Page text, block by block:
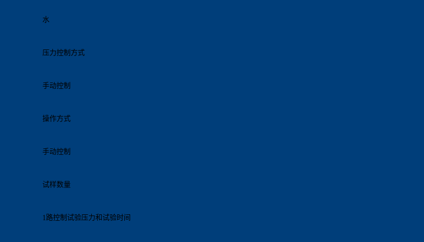
水
压力控制方式
手动控制
操作方式
手动控制
试样数量
1路控制试验压力和试验时间